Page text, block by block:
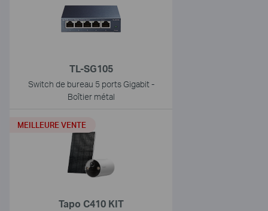
TL-SG105
Switch de bureau 5 ports Gigabit -
Boîtier métal
Tapo C410 KIT
MEILLEURE VENTE